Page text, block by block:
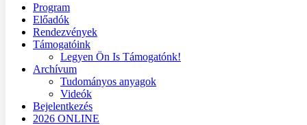
Menu
Program
Előadók
Rendezvények
Támogatóink
Legyen Ön Is Támogatónk!
Archívum
Tudományos anyagok
Videók
Bejelentkezés
2026 ONLINE